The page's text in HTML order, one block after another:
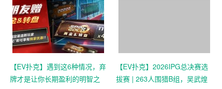
【EV扑克】遇到这6种情况，弃
牌才是让你长期盈利的明智之
【EV扑克】2026IPG总决赛选
拔赛 | 263人围猎B组，吴武煌